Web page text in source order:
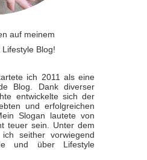
auf meinem
Blog!
ich 2011 als eine
Blog. Dank diverser
entwickelte sich der
und erfolgreichen
Slogan lautete von
teuer sein. Unter dem
seither vorwiegend
und über Lifestyle